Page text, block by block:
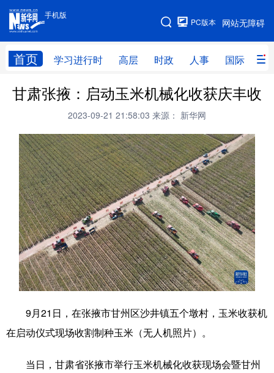
手机版
网站无障碍
PC版本
首页 学习进行时 高层 时政 人事 国际 财
手机版
网站地图
学习进行时 高层 时政 人事
财经 网评
台湾 思客智库 全球连线 教育
科技 科创 量子 体育
文化 书画 健康 军事
访谈 视频 图片 政务
法律 中央文件 金融 汽车
食品 人居 信息化 数字经济
甘肃张掖：启动玉米机械化收获庆丰收
2023-09-21 21:58:03 来源： 新华网
9月21日，在张掖市甘州区沙井镇五个墩村，玉米收获机
在启动仪式现场收割制种玉米（无人机照片）。
当日，甘肃省张掖市举行玉米机械化收获现场会暨甘州